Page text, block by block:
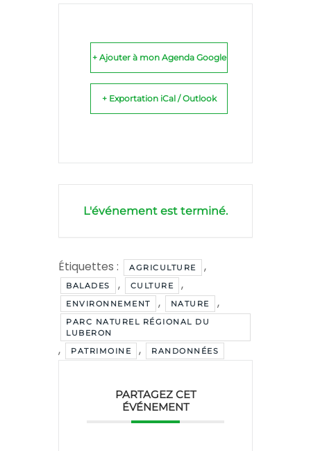
+ Ajouter à mon Agenda Google
+ Exportation iCal / Outlook
L'événement est terminé.
Étiquettes : AGRICULTURE ,
BALADES , CULTURE ,
ENVIRONNEMENT , NATURE ,
PARC NATUREL RÉGIONAL DU
LUBERON
, PATRIMOINE , RANDONNÉES
PARTAGEZ CET
ÉVÉNEMENT